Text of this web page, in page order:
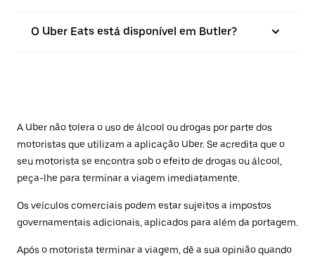
O Uber Eats está disponível em Butler?
A Uber não tolera o uso de álcool ou drogas por parte dos
motoristas que utilizam a aplicação Uber. Se acredita que o
seu motorista se encontra sob o efeito de drogas ou álcool,
peça-lhe para terminar a viagem imediatamente.
Os veículos comerciais podem estar sujeitos a impostos
governamentais adicionais, aplicados para além da portagem.
Após o motorista terminar a viagem, dê a sua opinião quando